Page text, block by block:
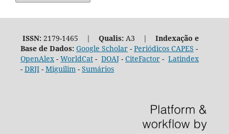
ISSN:2179-1465 | Qualis:A3 | Indexação e
Base de Dados: Google Scholar- Periódicos CAPES -
OpenAlex- WorldCat- DOAJ- CiteFactor- Latindex
- DRJI- Miguilim - Sumários